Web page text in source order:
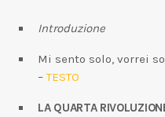
Introduzione
Mi sento solo, vorrei
–TESTO
LA QUARTA